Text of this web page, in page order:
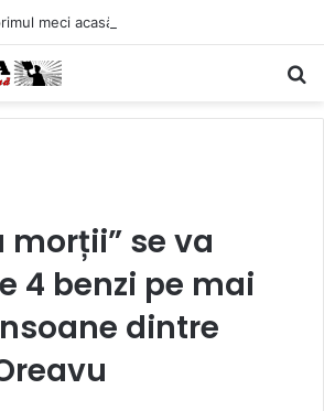
morții” se va
4 benzi pe mai
dintre